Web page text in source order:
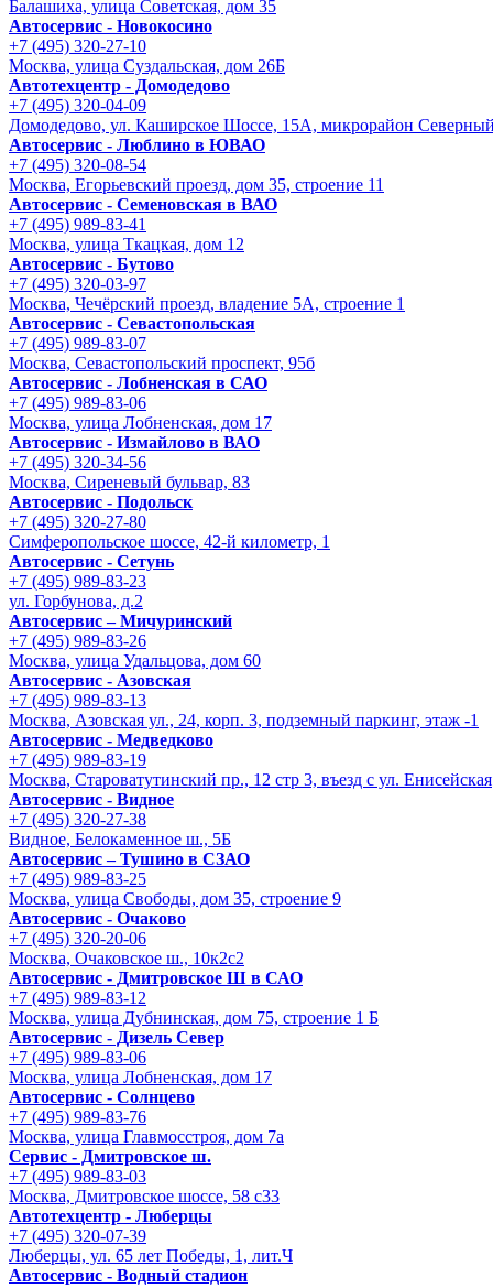
Балашиха, улица Советская, дом 35
Автосервис - Новокосино
+7 (495) 320-27-10
Москва, улица Суздальская, дом 26Б
Автотехцентр - Домодедово
+7 (495) 320-04-09
Домодедово, ул. Каширское Шоссе, 15А, микрорайон
Автосервис - Люблино в ЮВАО
+7 (495) 320-08-54
Москва, Егорьевский проезд, дом 35, строение 11
Автосервис - Семеновская в ВАО
+7 (495) 989-83-41
Москва, улица Ткацкая, дом 12
Автосервис - Бутово
+7 (495) 320-03-97
Москва, Чечёрский проезд, владение 5А, строение 1
Автосервис - Cевастопольская
+7 (495) 989-83-07
Москва, Севастопольский проспект, 95б
Автосервис - Лобненская в САО
+7 (495) 989-83-06
Москва, улица Лобненская, дом 17
Автосервис - Измайлово в ВАО
+7 (495) 320-34-56
Москва, Сиреневый бульвар, 83
Автосервис - Подольск
+7 (495) 320-27-80
Симферопольское шоссе, 42-й километр, 1
Автосервис - Сетунь
+7 (495) 989-83-23
ул. Горбунова, д.2
Автосервис – Мичуринский
+7 (495) 989-83-26
Москва, улица Удальцова, дом 60
Автосервис - Азовская
+7 (495) 989-83-13
Москва, Азовская ул., 24, корп. 3, подземный паркинг, этаж -1
Автосервис - Медведково
+7 (495) 989-83-19
Москва, Староватутинский пр., 12 стр 3, въезд с ул. Енисейская
Автосервис - Видное
+7 (495) 320-27-38
Видное, Белокаменное ш., 5Б
Автосервис – Тушино в СЗАО
+7 (495) 989-83-25
Москва, улица Свободы, дом 35, строение 9
Автосервис - Очаково
+7 (495) 320-20-06
Москва, Очаковское ш., 10к2с2
Автосервис - Дмитровское Ш в САО
+7 (495) 989-83-12
Москва, улица Дубнинская, дом 75, строение 1 Б
Автосервис - Дизель Север
+7 (495) 989-83-06
Москва, улица Лобненская, дом 17
Автосервис - Солнцево
+7 (495) 989-83-76
Москва, улица Главмосстроя, дом 7а
Сервис - Дмитровское ш.
+7 (495) 989-83-03
Москва, Дмитровское шоссе, 58 с33
Автотехцентр - Люберцы
+7 (495) 320-07-39
Люберцы, ул. 65 лет Победы, 1, лит.Ч
Автосервис - Водный стадион